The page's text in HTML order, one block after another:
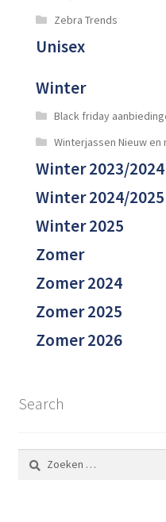
Zebra Trends
Unisex
Winter
Black friday
Winterjassen Nieuw
Winter 2023/2024
Winter 2024/2025
Winter 2025
Zomer
Zomer 2024
Zomer 2025
Zomer 2026
Search
naar: